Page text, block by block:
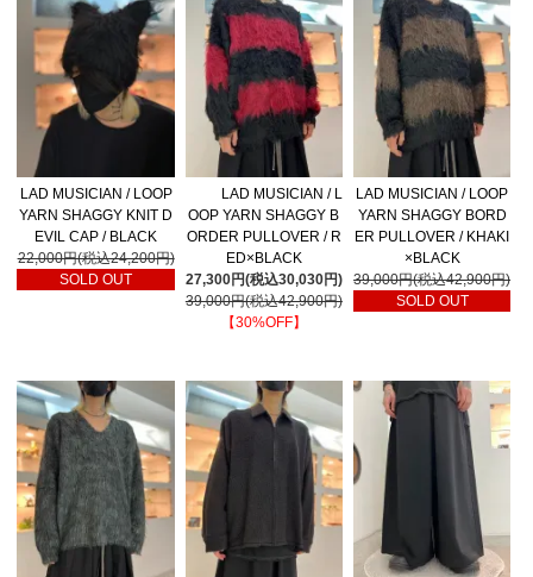
LAD MUSICIAN / LOOP
YARN SHAGGY KNIT D
EVIL CAP / BLACK
22,000円(税込24,200円)
SOLD OUT
LAD MUSICIAN / L
OOP YARN SHAGGY B
ORDER PULLOVER / R
ED×BLACK
27,300円(税込30,030円)
39,000円(税込42,900円)
【30%OFF】
LAD MUSICIAN / LOOP
YARN SHAGGY BORD
ER PULLOVER / KHAKI
×BLACK
39,000円(税込42,900円)
SOLD OUT